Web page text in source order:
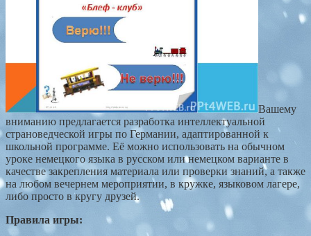
Вашему
вниманию предлагается разработка интеллектуальной
страноведческой игры по Германии, адаптированной к
школьной программе. Её можно использовать на обычном
уроке немецкого языка в русском или немецком варианте в
качестве закрепления материала или проверки знаний, а также
на любом вечернем мероприятии, в кружке, языковом лагере,
либо просто в кругу друзей.
Правила игры: